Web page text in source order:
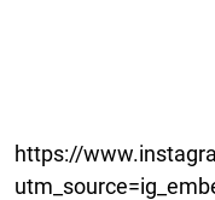
https://